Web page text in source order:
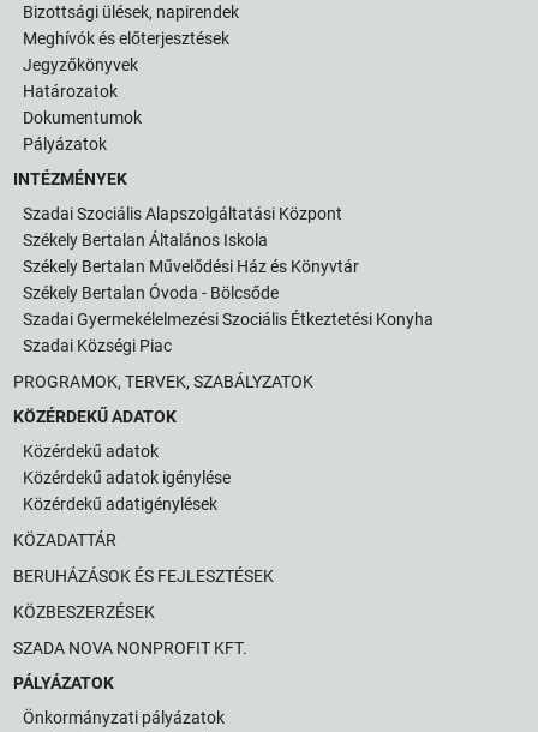
Bizottsági ülések, napirendek
Meghívók és előterjesztések
Jegyzőkönyvek
Határozatok
Dokumentumok
Pályázatok
INTÉZMÉNYEK
Szadai Szociális Alapszolgáltatási Központ
Székely Bertalan Általános Iskola
Székely Bertalan Művelődési Ház és Könyvtár
Székely Bertalan Óvoda - Bölcsőde
Szadai Gyermekélelmezési Szociális Étkeztetési Konyha
Szadai Községi Piac
PROGRAMOK, TERVEK, SZABÁLYZATOK
KÖZÉRDEKŰ ADATOK
Közérdekű adatok
Közérdekű adatok igénylése
Közérdekű adatigénylések
KÖZADATTÁR
BERUHÁZÁSOK ÉS FEJLESZTÉSEK
KÖZBESZERZÉSEK
SZADA NOVA NONPROFIT KFT.
PÁLYÁZATOK
Önkormányzati pályázatok